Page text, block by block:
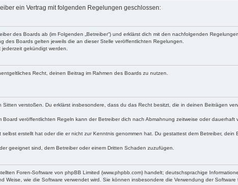
ein Vertrag mit folgenden Regelungen geschlossen:
des Boards ab (im Folgenden „Betreiber“) und erklärst dich mit den nachfolgenden
Boards gelten jeweils die an dieser Stelle veröffentlichten Regelungen.
gekündigt werden.
Recht, deinen Beitrag im Rahmen des Boards zu nutzen.
verstoßen. Du erklärst insbesondere, dass du das Recht besitzt, die in deinen Beiträgen
veröffentlichten Regeln kann der Betreiber dich nach Abmahnung zeitweise oder dauerhaft
erstellt hat oder die er nicht zur Kenntnis genommen hat. Du gestattest dem Betreiber, dein
geeignet sind, dem Betreiber oder einem Dritten Schaden zuzufügen.
Foren-Software von phpBB Limited (www.phpbb.com) handelt; deutschsprachige
wie die Software verwendet wird. Sie können insbesondere die Verwendung der Software